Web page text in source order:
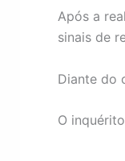
Após a
sinais de
Diante do
O